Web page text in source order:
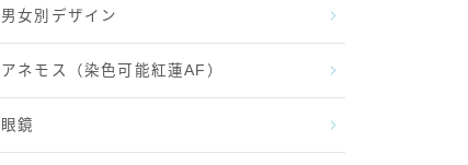
男女別デザイン
アネモス（染色可能紅蓮AF）
眼鏡